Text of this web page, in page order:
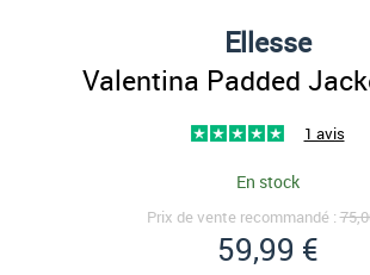
Ellesse
Valentina Padded
1 avis
En stock
Prix de vente recommandé :
59,99 €